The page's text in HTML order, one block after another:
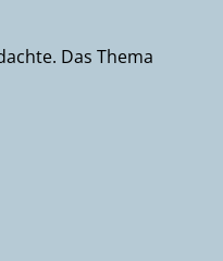
Das Thema